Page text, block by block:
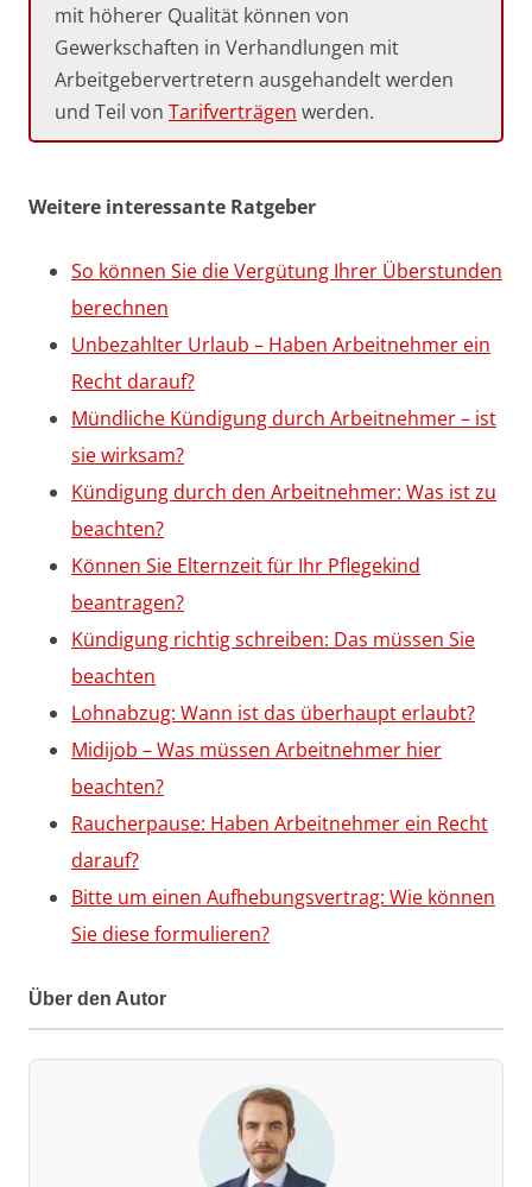
mit höherer Qualität können von
Gewerkschaften in Verhandlungen mit
Arbeitgebervertretern ausgehandelt werden
und Teil von Tarifverträgen werden.
Weitere interessante Ratgeber
So können Sie die Vergütung Ihrer Überstunden
berechnen
Unbezahlter Urlaub – Haben Arbeitnehmer ein
Recht darauf?
Mündliche Kündigung durch Arbeitnehmer – ist
sie wirksam?
Kündigung durch den Arbeitnehmer: Was ist zu
beachten?
Können Sie Elternzeit für Ihr Pflegekind
beantragen?
Kündigung richtig schreiben: Das müssen Sie
beachten
Lohnabzug: Wann ist das überhaupt erlaubt?
Midijob – Was müssen Arbeitnehmer hier
beachten?
Raucherpause: Haben Arbeitnehmer ein Recht
darauf?
Bitte um einen Aufhebungsvertrag: Wie können
Sie diese formulieren?
Über den Autor